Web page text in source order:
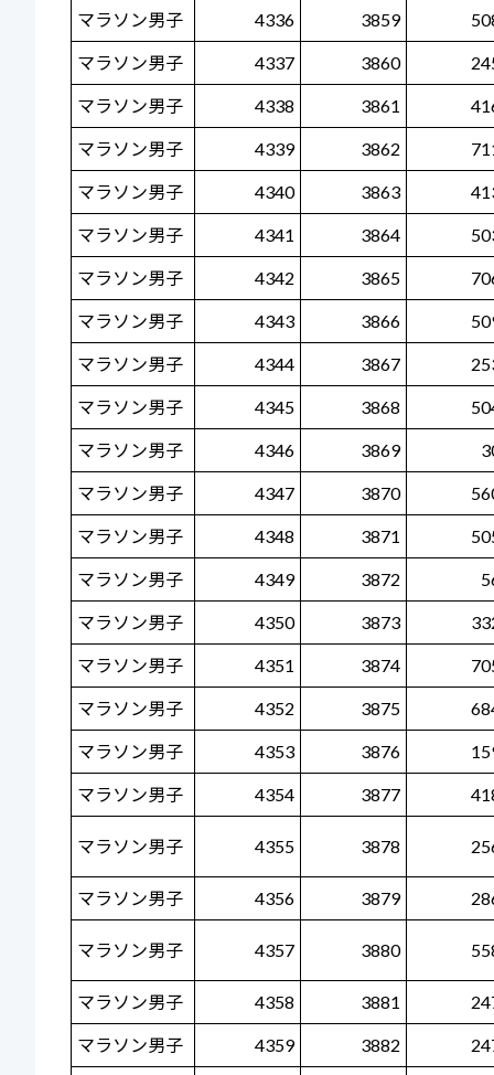
マラソン男子 4336 3859
マラソン男子 4337 3860
マラソン男子 4338 3861
マラソン男子 4339 3862
マラソン男子 4340 3863
マラソン男子 4341 3864
マラソン男子 4342 3865
マラソン男子 4343 3866
マラソン男子 4344 3867
マラソン男子 4345 3868
マラソン男子 4346 3869
マラソン男子 4347 3870
マラソン男子 4348 3871
マラソン男子 4349 3872
マラソン男子 4350 3873
マラソン男子 4351 3874
マラソン男子 4352 3875
マラソン男子 4353 3876
マラソン男子 4354 3877
マラソン男子 4355 3878
マラソン男子 4356 3879
マラソン男子 4357 3880
マラソン男子 4358 3881
マラソン男子 4359 3882